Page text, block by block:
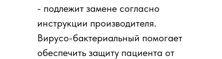
- подлежит замене согласно
инструкции производителя.
Вирусо-бактериальный помогает
обеспечить защиту пациента от